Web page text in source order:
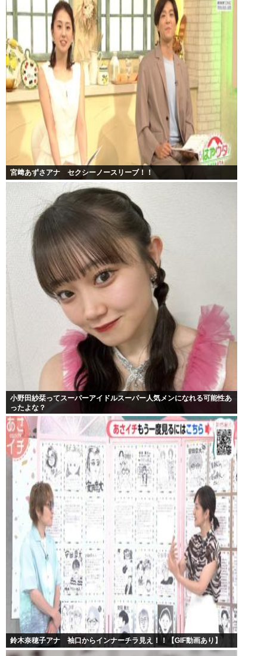
宮﨑あずさアナ セクシーノースリーブ！！
小野田紗栞ってスーパーアイドルスーパー人気メンになれる可能性あ
ったよな？
鈴木奈穂子アナ 袖口からインナーチラ見え！！【GIF動画あり】